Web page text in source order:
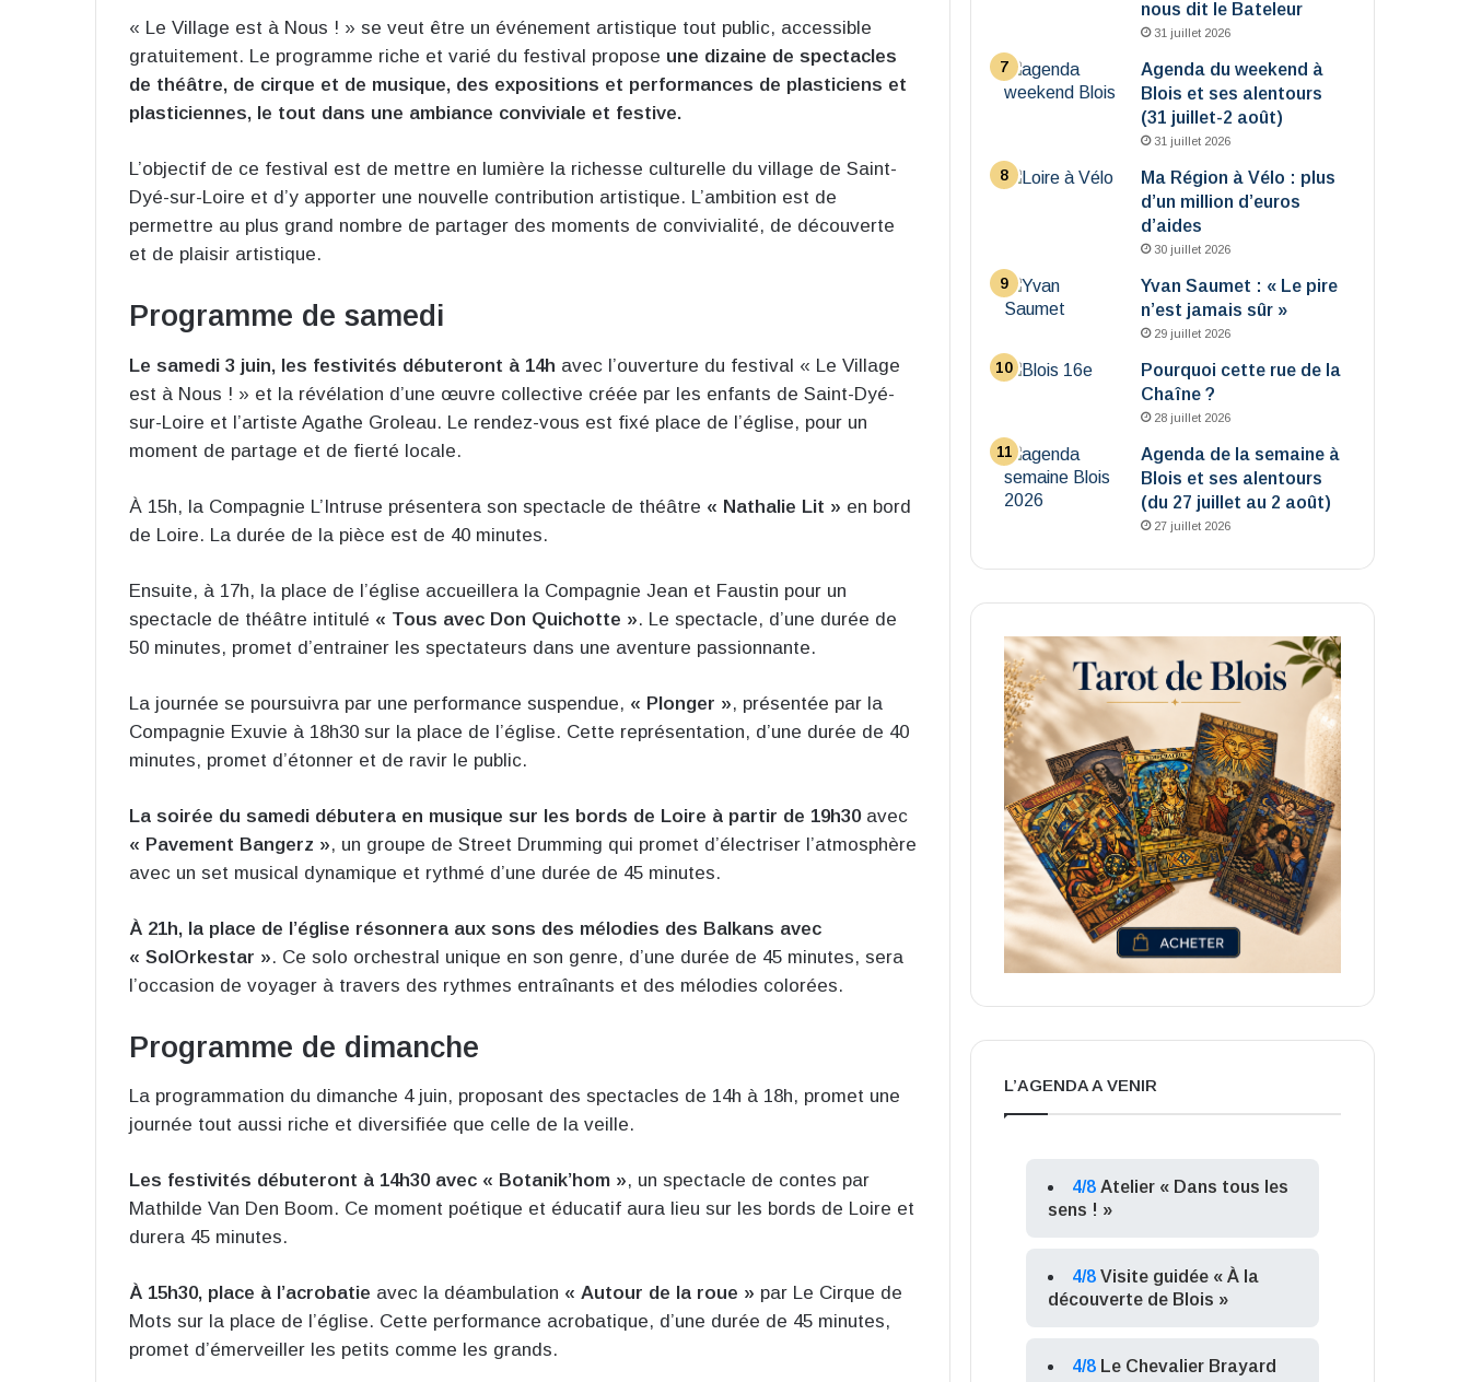
« Le Village est à Nous ! » se veut être un événement artistique tout public, accessible
gratuitement. Le programme riche et varié du festival propose une dizaine de spectacles
de théâtre, de cirque et de musique, des expositions et performances de plasticiens et
plasticiennes, le tout dans une ambiance conviviale et festive.
L’objectif de ce festival est de mettre en lumière la richesse culturelle du village de Saint-
Dyé-sur-Loire et d’y apporter une nouvelle contribution artistique. L’ambition est de
permettre au plus grand nombre de partager des moments de convivialité, de découverte
et de plaisir artistique.
Programme de samedi
Le samedi 3 juin, les festivités débuteront à 14h avec l’ouverture du festival « Le Village
est à Nous ! » et la révélation d’une œuvre collective créée par les enfants de Saint-Dyé-
sur-Loire et l’artiste Agathe Groleau. Le rendez-vous est fixé place de l’église, pour un
moment de partage et de fierté locale.
À 15h, la Compagnie L’Intruse présentera son spectacle de théâtre « Nathalie Lit » en bord
de Loire. La durée de la pièce est de 40 minutes.
Ensuite, à 17h, la place de l’église accueillera la Compagnie Jean et Faustin pour un
spectacle de théâtre intitulé « Tous avec Don Quichotte ». Le spectacle, d’une durée de
50 minutes, promet d’entrainer les spectateurs dans une aventure passionnante.
La journée se poursuivra par une performance suspendue, « Plonger », présentée par la
Compagnie Exuvie à 18h30 sur la place de l’église. Cette représentation, d’une durée de 40
minutes, promet d’étonner et de ravir le public.
La soirée du samedi débutera en musique sur les bords de Loire à partir de 19h30avec
« Pavement Bangerz », un groupe de Street Drumming qui promet d’électriser l’atmosphère
avec un set musical dynamique et rythmé d’une durée de 45 minutes.
À 21h, la place de l’église résonnera aux sons des mélodies des Balkans avec
« SolOrkestar ». Ce solo orchestral unique en son genre, d’une durée de 45 minutes, sera
l’occasion de voyager à travers des rythmes entraînants et des mélodies colorées.
Programme de dimanche
La programmation du dimanche 4 juin, proposant des spectacles de 14h à 18h, promet une
journée tout aussi riche et diversifiée que celle de la veille.
Les festivités débuteront à 14h30 avec « Botanik’hom », un spectacle de contes par
Mathilde Van Den Boom. Ce moment poétique et éducatif aura lieu sur les bords de Loire et
durera 45 minutes.
À 15h30, place à l’acrobatie avec la déambulation « Autour de la roue » par Le Cirque de
Mots sur la place de l’église. Cette performance acrobatique, d’une durée de 45 minutes,
promet d’émerveiller les petits comme les grands.
nous dit le Bateleur
31 juillet 2026
Agenda du weekend à
Blois et ses alentours
(31 juillet-2 août)
31 juillet 2026
Ma Région à Vélo : plus
d’un million d’euros
d’aides
30 juillet 2026
Yvan Saumet : « Le pire
n’est jamais sûr »
29 juillet 2026
Pourquoi cette rue de la
Chaîne ?
28 juillet 2026
Agenda de la semaine à
Blois et ses alentours
(du 27 juillet au 2 août)
27 juillet 2026
L’AGENDA A VENIR
4/8 Atelier « Dans tous les
sens ! »
4/8 Visite guidée « À la
découverte de Blois »
4/8 Le Chevalier Brayard